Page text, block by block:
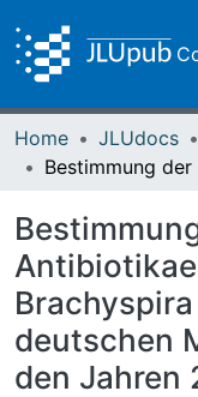
Home JLUdocs
deutschen
den Jahren